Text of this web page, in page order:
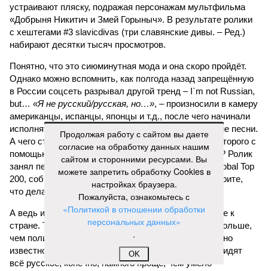
устраивают пляску, подражая персонажам мультфильма
«Добрыня Никитич и Змей Горыныч». В результате ролики
с хештегами #3 slavicdivas (три славянские дивы. – Ред.)
набирают десятки тысяч просмотров.
Понятно, что это сиюминутная мода и она скоро пройдёт.
Однако можно вспомнить, как полгода назад запрещённую
в России соцсеть разрывал другой тренд – I`m not Russian,
but… «Я не русский/русская, но…», – произносили в камеру
американцы, испанцы, японцы и т.д., после чего начинали
исполнять на русском языке советские и российские песни.
А чего стоит недавний ИИ-трюк с
Канье Уэстом
, которого с
помощью нейросети заставили петь «Седую ночь»? Ролик
занял первое место в мировом рейтинге Shazam Global Top
200, собрав восторженные комментарии: мол, смотрите,
что делают эти русские!
А ведь из таких мелочей и складывается отношение к
стране. То, что мультики с песнями часто делают больше,
чем политики своими речами, профессионалам давно
известно. Но заявлять о том, что за границей ненавидят
всё русское, конечно, намного проще, чем умело
Продолжая работу с сайтом вы даете
согласие на обработку данных нашим
сайтом и сторонними ресурсами. Вы
можете запретить обработку Cookies в
настройках браузера.
Пожалуйста, ознакомьтесь с
«Политикой в отношении обработки
персональных данных»
.
OK